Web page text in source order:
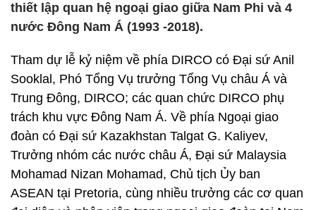
thiết lập quan hệ ngoại giao giữa Nam Phi và 4
nước Đông Nam Á (1993 -2018).
Tham dự lễ kỷ niệm về phía DIRCO có Đại sứ Anil
Sooklal, Phó Tổng Vụ trưởng Tổng Vụ châu Á và
Trung Đông, DIRCO; các quan chức DIRCO phụ
trách khu vực Đông Nam Á. Về phía Ngoại giao
đoàn có Đại sứ Kazakhstan Talgat G. Kaliyev,
Trưởng nhóm các nước châu Á, Đại sứ Malaysia
Mohamad Nizan Mohamad, Chủ tịch Ủy ban
ASEAN tại Pretoria, cùng nhiều trưởng các cơ quan